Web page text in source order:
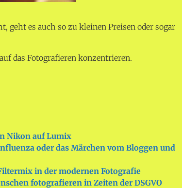
geht es auch so zu kleinen Preisen oder sogar
das Fotografieren konzentrieren.
Nikon auf Lumix
oder das Märchen vom Bloggen und
in der modernen Fotografie
fotografieren in Zeiten der DSGVO